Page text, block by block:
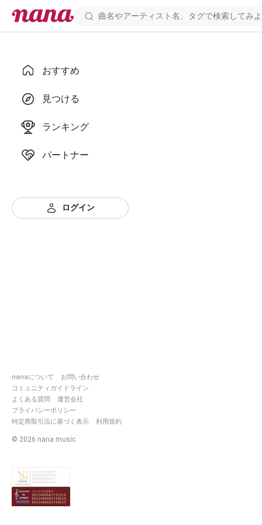
おすすめ
見つける
ランキング
パートナー
ログイン
nanaについて
お問い合わせ
コミュニティガイドライン
よくある質問
運営会社
プライバシーポリシー
特定商取引法に基づく表示
利用規約
© 2026 nana music